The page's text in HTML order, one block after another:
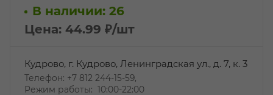
В наличии: 26
Цена: 44.99 ₽/шт
Кудрово, г. Кудрово, Ленинградская ул., д. 7, к. 3
Телефон: +7 812 244-15-59,
Режим работы: 10:00-22:00